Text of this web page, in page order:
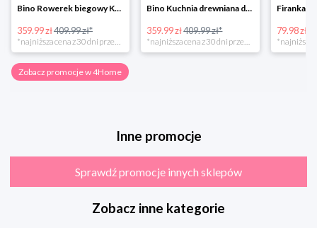
Bino Rowerek biegowy Krecik
359.99 zł409.99 zł*
Bino Kuchnia drewniana dla dzieci Provence
359.99 zł409.99 zł* 79.98 zł
Zobacz promocje w 4Home
Inne promocje
Sprawdź promocje innych sklepów
Zobacz inne kategorie